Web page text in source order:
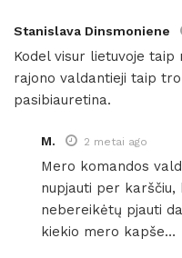
Stanislava Dinsmoniene
Kodel visur lietuvoje taip
rajono valdantieji taip
pasibiauretina.
M. 2 metai ago
Mero komandos
nupjauti per karščiu,
nebereikėtų pjauti
kiekio mero kapše…